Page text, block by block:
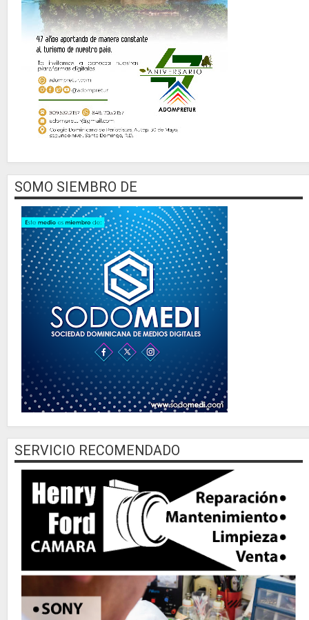
SOMO SIEMBRO DE
SERVICIO RECOMENDADO